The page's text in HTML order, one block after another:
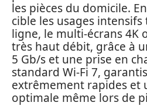
les pièces du domicile.
cible les usages
ligne, le multi-écrans 4K
très haut débit, grâce à
5 Gb/s et une prise en
standard Wi-Fi 7,
extrêmement rapides et
optimale même lors de